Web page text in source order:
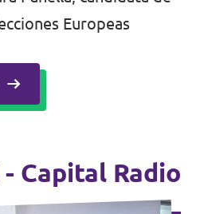
Europeas
Capital Radio